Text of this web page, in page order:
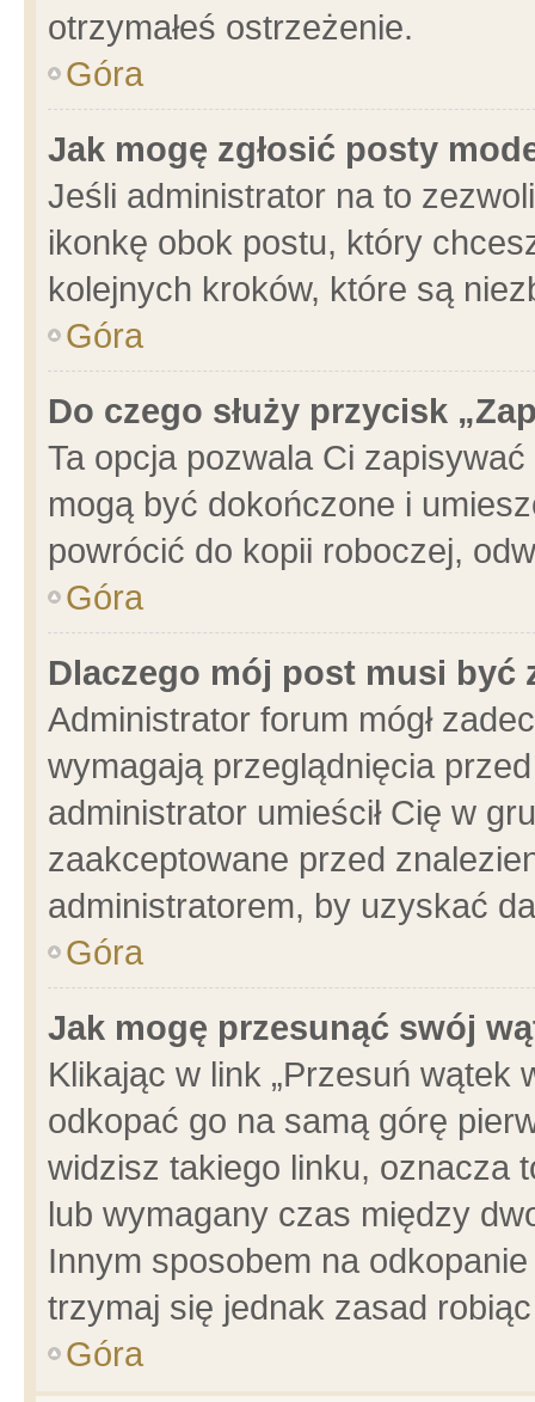
otrzymałeś ostrzeżenie.
Góra
Jak mogę zgłosić posty
Jeśli administrator na to
ikonkę obok postu, który
kolejnych kroków, które są
Góra
Do czego służy przycisk
Ta opcja pozwala Ci
mogą być dokończone i
powrócić do kopii roboczej,
Góra
Dlaczego mój post musi być
Administrator forum mógł
wymagają przeglądnięcia
administrator umieścił Cię w
zaakceptowane przed
administratorem, by uzyskać
Góra
Jak mogę przesunąć swój
Klikając w link „Przesuń wątek
odkopać go na samą górę
widzisz takiego linku, oznacza
lub wymagany czas między
Innym sposobem na
trzymaj się jednak zasad
Góra